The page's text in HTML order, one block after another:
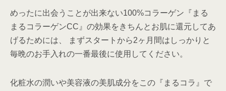
めったに出会うことが出来ない100%コラーゲン『まる
まるコラーゲンCC』の効果をきちんとお肌に還元してあ
げるためには、 まずスタートから2ヶ月間はしっかりと
毎晩のお手入れの一番最後に使用してください。
化粧水の潤いや美容液の美肌成分をこの『まるコラ』で